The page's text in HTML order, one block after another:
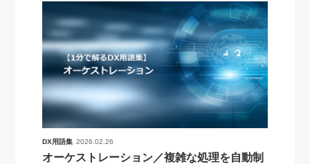
DX用語集 2026.02.26
オーケストレーション／複雑な処理を自動制